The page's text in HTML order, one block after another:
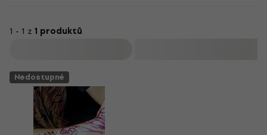
1 - 1 z 1 produktů
Nedostupné